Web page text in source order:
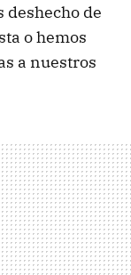
deshecho de
o hemos
a nuestros